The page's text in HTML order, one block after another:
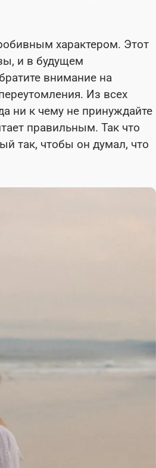
характером. Этот
и в будущем
внимание на
Из всех
ни к чему не принуждайте
правильным. Так что
так, чтобы он думал, что